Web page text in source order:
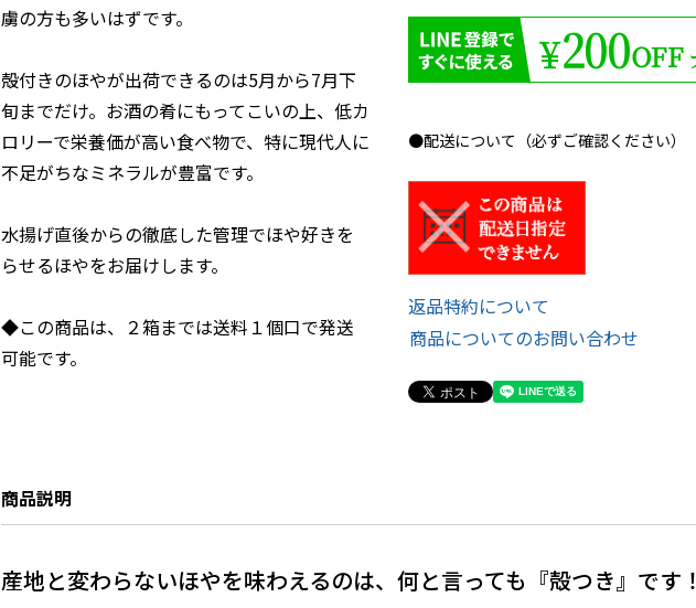
虜の方も多いはずです。
殻付きのほやが出荷できるのは5月から7月下
旬までだけ。お酒の肴にもってこいの上、低カ
ロリーで栄養価が高い食べ物で、特に現代人に
不足がちなミネラルが豊富です。
水揚げ直後からの徹底した管理でほや好きを
らせるほやをお届けします。
◆この商品は、２箱までは送料１個口で発送
●配送について（必ずご確認ください）
返品特約について
商品についてのお問い合わせ
商品説明
産地と変わらないほやを味わえるのは、何と言っても『殻つき』です！